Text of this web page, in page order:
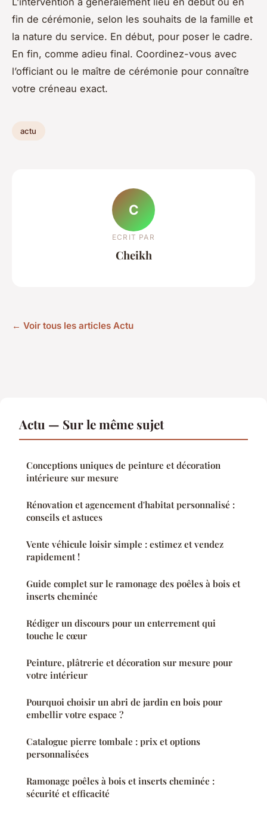
fin de cérémonie, selon les souhaits de la famille et
la nature du service. En début, pour poser le cadre.
En fin, comme adieu final. Coordinez-vous avec
l’officiant ou le maître de cérémonie pour connaître
votre créneau exact.
actu
C
ECRIT PAR
Cheikh
← Voir tous les articles Actu
Actu — Sur le même sujet
Conceptions uniques de peinture et décoration
intérieure sur mesure
Rénovation et agencement d'habitat personnalisé :
conseils et astuces
Vente véhicule loisir simple : estimez et vendez
rapidement !
Guide complet sur le ramonage des poêles à bois et
inserts cheminée
Rédiger un discours pour un enterrement qui
touche le cœur
Peinture, plâtrerie et décoration sur mesure pour
votre intérieur
Pourquoi choisir un abri de jardin en bois pour
embellir votre espace ?
Catalogue pierre tombale : prix et options
personnalisées
Ramonage poêles à bois et inserts cheminée :
sécurité et efficacité